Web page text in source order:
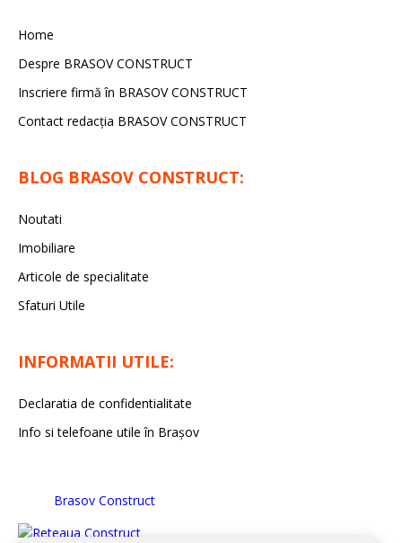
Home
Despre BRASOV CONSTRUCT
Inscriere firmă în BRASOV CONSTRUCT
Contact redacţia BRASOV CONSTRUCT
BLOG BRASOV CONSTRUCT:
Noutati
Imobiliare
Articole de specialitate
Sfaturi Utile
INFORMATII UTILE:
Declaratia de confidentialitate
Info si telefoane utile în Braşov
Brasov Construct